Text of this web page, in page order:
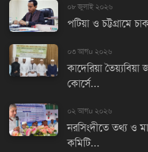
০৮ জুলাই ২০২৬
পটিয়া ও চট্টগ্রামে
০৩ আগu ২০২৬
কাদেরিয়া
কোর্সে...
০২ আগu ২০২৬
নরসিংদীতে তথ্য ও
কমিটি...